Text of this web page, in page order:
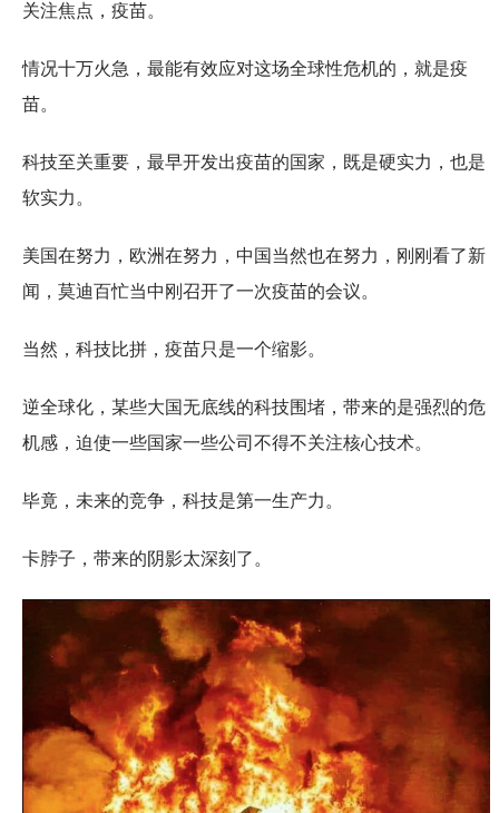
关注焦点，疫苗。
情况十万火急，最能有效应对这场全球性危机的，就是疫
苗。
科技至关重要，最早开发出疫苗的国家，既是硬实力，也是
软实力。
美国在努力，欧洲在努力，中国当然也在努力，刚刚看了新
闻，莫迪百忙当中刚召开了一次疫苗的会议。
当然，科技比拼，疫苗只是一个缩影。
逆全球化，某些大国无底线的科技围堵，带来的是强烈的危
机感，迫使一些国家一些公司不得不关注核心技术。
毕竟，未来的竞争，科技是第一生产力。
卡脖子，带来的阴影太深刻了。